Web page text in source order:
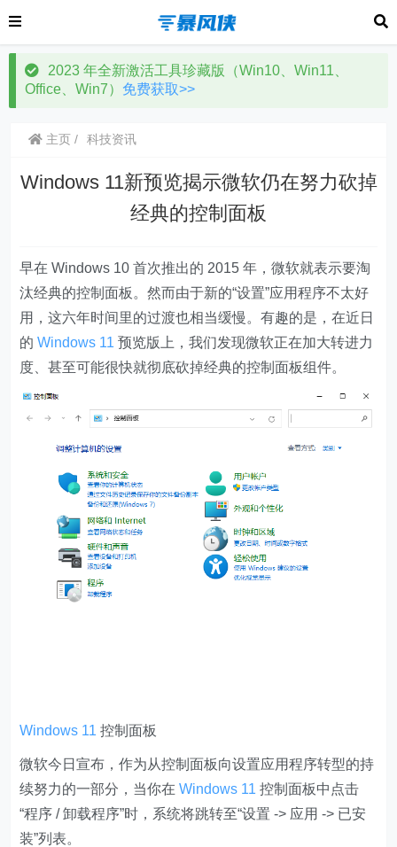
2023 年全新激活工具珍藏版（Win10、Win11、
Office、Win7） 免费获取>>
主页 科技资讯
Windows 11新预览揭示微软仍在努力砍掉
经典的控制面板
早在 Windows 10 首次推出的 2015 年，微软就表示要淘
汰经典的控制面板。然而由于新的“设置”应用程序不太好
用，这六年时间里的过渡也相当缓慢。有趣的是，在近日
的Windows 11 预览版上，我们发现微软正在加大转进力
度、甚至可能很快就彻底砍掉经典的控制面板组件。
Windows 11 控制面板
微软今日宣布，作为从控制面板向设置应用程序转型的持
续努力的一部分，当你在Windows 11 控制面板中点击
“程序 / 卸载程序”时，系统将跳转至“设置 -> 应用 -> 已安
装”列表。